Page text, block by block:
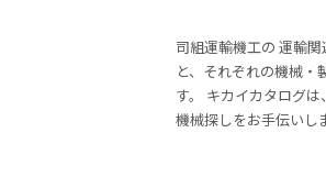
司組運輸機工の 運輸関
と、それぞれの機械
す。 キカイカタログ
機械探しをお手伝いし